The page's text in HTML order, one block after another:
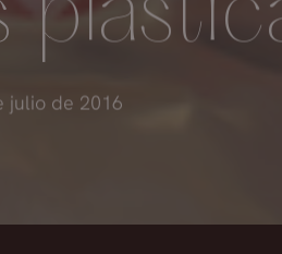
julio de 2016